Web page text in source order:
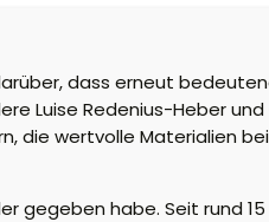
dass erneut
Luise Redenius-Heber
die wertvolle Materialien
gegeben habe. Seit rund